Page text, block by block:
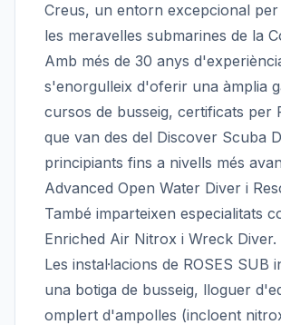
Creus, un entorn excepcional
les meravelles submarines de la
Amb més de 30 anys
s'enorgulleix d'oferir una àmplia
cursos de busseig, certificats per
que van des del Discover Scuba
principiants fins a nivells més
Advanced Open Water Diver i
També imparteixen especialitats
Enriched Air Nitrox i Wreck Diver.
Les instal·lacions de ROSES SUB
una botiga de busseig, lloguer
omplert d'ampolles (incloent